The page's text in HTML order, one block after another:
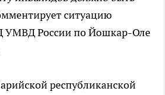
ситуацию
УМВД России по Йошкар-Оле
республиканской